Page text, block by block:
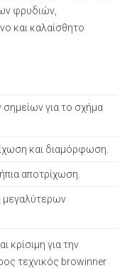
φρυδιών,
και καλαίσθητο
για το σχήμα
και διαμόρφωση.
αποτρίχωση.
μεγαλύτερων
κρίσιμη για την
τεχνικός browinner